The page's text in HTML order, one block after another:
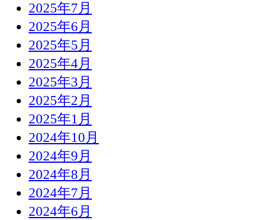
2025年7月
2025年6月
2025年5月
2025年4月
2025年3月
2025年2月
2025年1月
2024年10月
2024年9月
2024年8月
2024年7月
2024年6月